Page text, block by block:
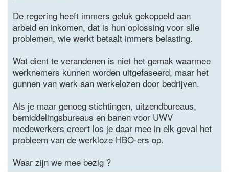
De regering heeft immers geluk gekoppeld aan
arbeid en inkomen, dat is hun oplossing voor alle
problemen, wie werkt betaalt immers belasting.
Wat dient te verandenen is niet het gemak waarmee
werknemers kunnen worden uitgefaseerd, maar het
gunnen van werk aan werkelozen door bedrijven.
Als je maar genoeg stichtingen, uitzendbureaus,
bemiddelingsbureaus en banen voor UWV
medewerkers creert los je daar mee in elk geval het
probleem van de werkloze HBO-ers op.
Waar zijn we mee bezig ?